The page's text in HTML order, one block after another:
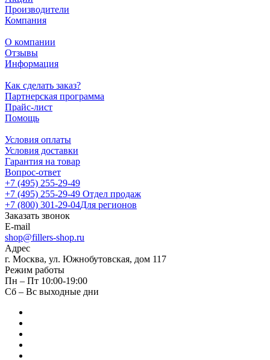
Производители
Компания
О компании
Отзывы
Информация
Как сделать заказ?
Партнерская программа
Прайс-лист
Помощь
Условия оплаты
Условия доставки
Гарантия на товар
Вопрос-ответ
+7 (495) 255-29-49
+7 (495) 255-29-49 Отдел продаж
+7 (800) 301-29-04Для регионов
Заказать звонок
E-mail
shop@fillers-shop.ru
Адрес
г. Москва, ул. Южнобутовская, дом 117
Режим работы
Пн – Пт 10:00-19:00
Сб – Вс выходные дни